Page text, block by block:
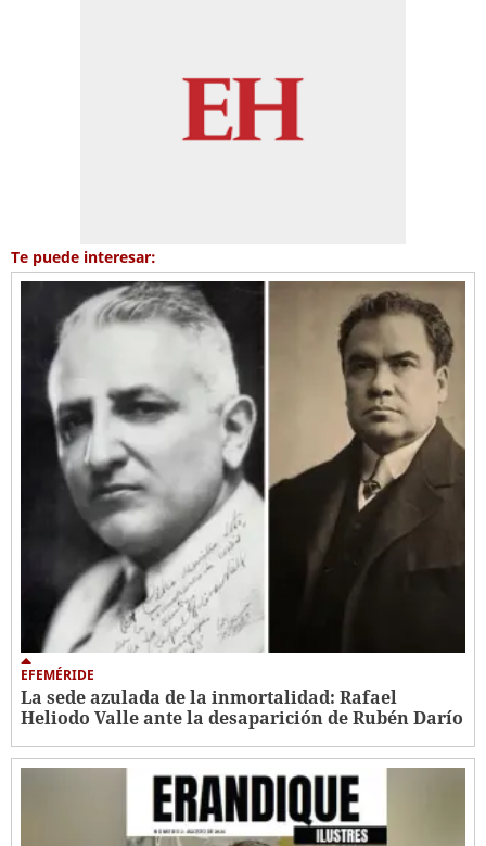
Te puede interesar:
EFEMÉRIDE
La sede azulada de la inmortalidad: Rafael
Heliodo Valle ante la desaparición de Rubén Darío